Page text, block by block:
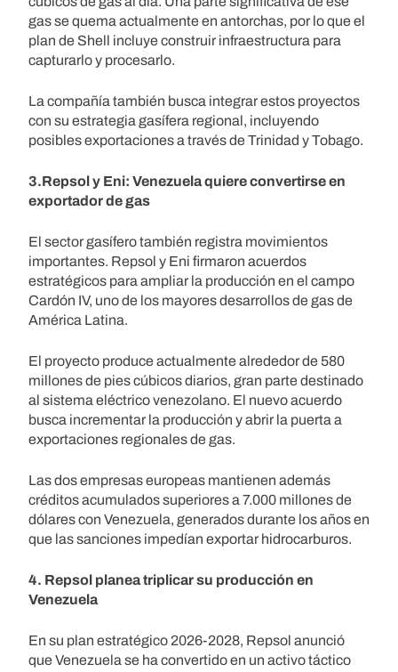
gas se quema actualmente en antorchas, por lo que el
plan de Shell incluye construir infraestructura para
capturarlo y procesarlo.
La compañía también busca integrar estos proyectos
con su estrategia gasífera regional, incluyendo
posibles exportaciones a través de Trinidad y Tobago.
3.Repsol y Eni: Venezuela quiere convertirse en
exportador de gas
El sector gasífero también registra movimientos
importantes. Repsol y Eni firmaron acuerdos
estratégicos para ampliar la producción en el campo
Cardón IV, uno de los mayores desarrollos de gas de
América Latina.
El proyecto produce actualmente alrededor de 580
millones de pies cúbicos diarios, gran parte destinado
al sistema eléctrico venezolano. El nuevo acuerdo
busca incrementar la producción y abrir la puerta a
exportaciones regionales de gas.
Las dos empresas europeas mantienen además
créditos acumulados superiores a 7.000 millones de
dólares con Venezuela, generados durante los años en
que las sanciones impedían exportar hidrocarburos.
4. Repsol planea triplicar su producción en
Venezuela
En su plan estratégico 2026-2028, Repsol anunció
que Venezuela se ha convertido en un activo táctico